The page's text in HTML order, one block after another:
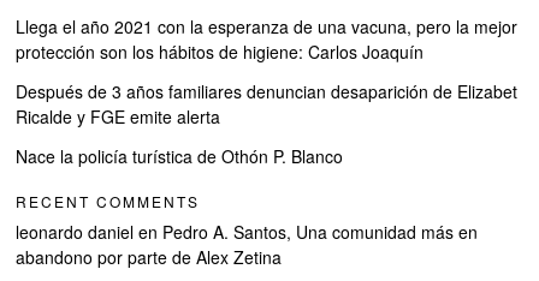
Llega el año 2021 con la esperanza de una vacuna, pero la mejor
protección son los hábitos de higiene: Carlos Joaquín
Después de 3 años familiares denuncian desaparición de Elizabet
Ricalde y FGE emite alerta
Nace la policía turística de Othón P. Blanco
RECENT COMMENTS
leonardo daniel en Pedro A. Santos, Una comunidad más en
abandono por parte de Alex Zetina